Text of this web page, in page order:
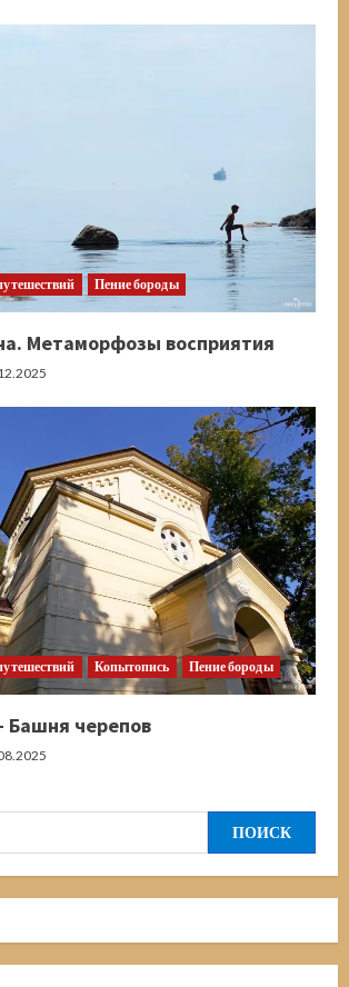
Пение бороды
Метаморфозы восприятия
Копытопись Пение бороды
Башня черепов